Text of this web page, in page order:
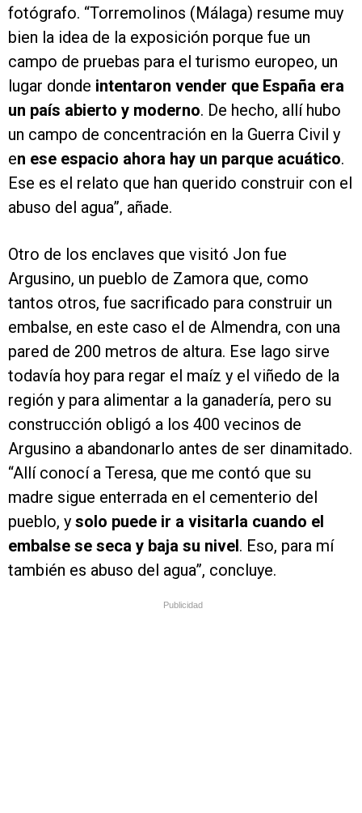
fotógrafo. “Torremolinos (Málaga) resume muy
bien la idea de la exposición porque fue un
campo de pruebas para el turismo europeo, un
lugar donde intentaron vender que España era
un país abierto y moderno. De hecho, allí hubo
un campo de concentración en la Guerra Civil y
en ese espacio ahora hay un parque acuático.
Ese es el relato que han querido construir con el
abuso del agua”, añade.
Otro de los enclaves que visitó Jon fue
Argusino, un pueblo de Zamora que, como
tantos otros, fue sacrificado para construir un
embalse, en este caso el de Almendra, con una
pared de 200 metros de altura. Ese lago sirve
todavía hoy para regar el maíz y el viñedo de la
región y para alimentar a la ganadería, pero su
construcción obligó a los 400 vecinos de
Argusino a abandonarlo antes de ser dinamitado.
“Allí conocí a Teresa, que me contó que su
madre sigue enterrada en el cementerio del
pueblo, y solo puede ir a visitarla cuando el
embalse se seca y baja su nivel. Eso, para mí
también es abuso del agua”, concluye.
Publicidad